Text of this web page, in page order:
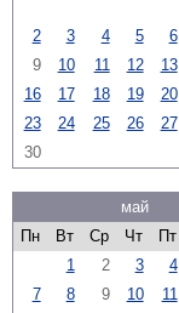
2
3 4 5 6
9
10 11 12 13
16
17 18 19 20
23
24 25 26 27
30
май
Пн
Вт Ср Чт Пт
1
2 3 4
7
8 9 10 11